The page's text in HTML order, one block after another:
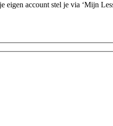
account stel je via ‘Mijn